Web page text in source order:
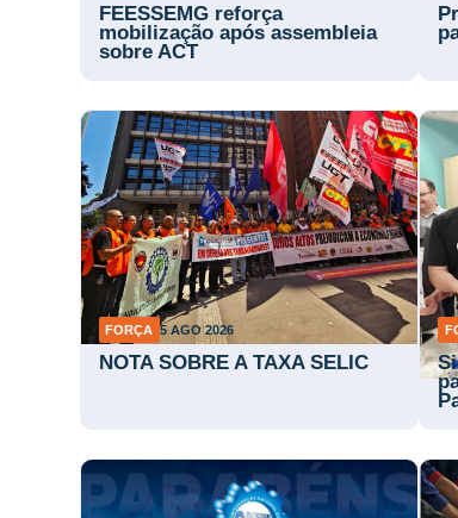
FEESSEMG reforça
mobilização após assembleia
sobre ACT
FORÇA 5 AGO 2026
NOTA SOBRE A TAXA SELIC